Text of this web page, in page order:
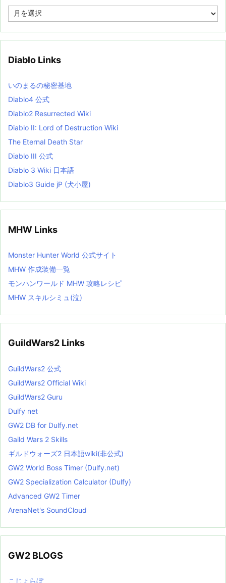
e
i
s
t
Diablo Links
いのまるの秘密基地
Diablo4 公式
Diablo2 Resurrected Wiki
Diablo II: Lord of Destruction Wiki
The Eternal Death Star
Diablo III 公式
Diablo 3 Wiki 日本語
Diablo3 Guide jP (犬小屋)
MHW Links
Monster Hunter World 公式サイト
MHW 作成装備一覧
モンハンワールド MHW 攻略レシピ
MHW スキルシミュ(泣)
GuildWars2 Links
GuildWars2 公式
GuildWars2 Official Wiki
GuildWars2 Guru
Dulfy net
GW2 DB for Dulfy.net
Gaild Wars 2 Skills
ギルドウォーズ2 日本語wiki(非公式)
GW2 World Boss Timer (Dulfy.net)
GW2 Specialization Calculator (Dulfy)
Advanced GW2 Timer
ArenaNet's SoundCloud
GW2 BLOGS
こじょらぼ